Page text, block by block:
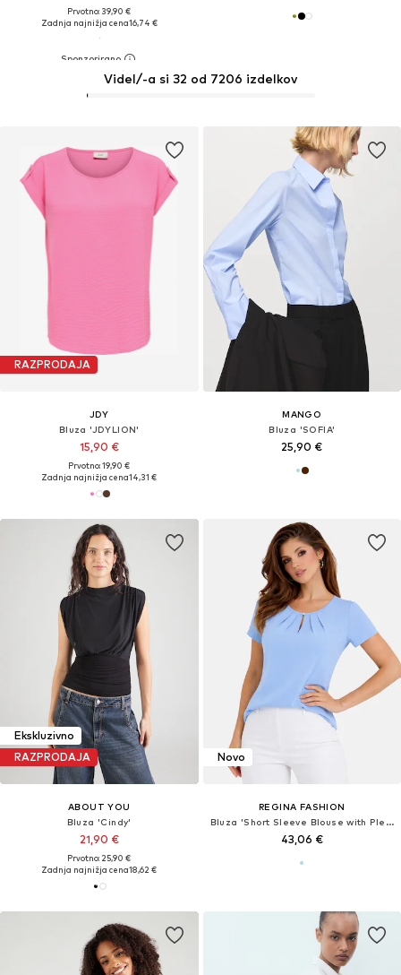
Prvotno: 39,90 €
Zadnja najnižja cena16,74 €
RAZPRODAJA
JDY
Bluza 'JDYLION'
15,90 €
Prvotno: 19,90 €
Zadnja najnižja cena14,31 €
Videl/-a si 32 od 7206 izdelkov
MANGO
Bluza 'SOFIA'
25,90 €
Ekskluzivno
RAZPRODAJA
ABOUT YOU
Bluza 'Cindy'
21,90 €
Prvotno: 25,90 €
Zadnja najnižja cena18,62 €
Novo
REGINA FASHION
Bluza 'Short Sleeve Blouse with Pleated Neckline'
43,06 €